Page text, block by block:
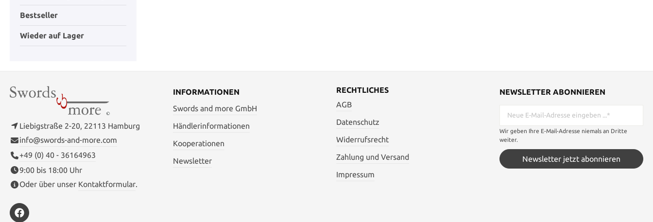
Bestseller
Wieder auf Lager
Liebigstraße 2-20, 22113 Hamburg
info@swords-and-more.com
+49 (0) 40 - 36164963
9:00 bis 18:00 Uhr
Oder über unser Kontaktformular.
INFORMATIONEN
Swords and more GmbH
Händlerinformationen
Kooperationen
Newsletter
RECHTLICHES
AGB
Datenschutz
Widerrufsrecht
Zahlung und Versand
Impressum
NEWSLETTER ABONNIEREN
Wir geben Ihre E-Mail-Adresse niemals an Dritte
weiter.
Newsletter jetzt abonnieren